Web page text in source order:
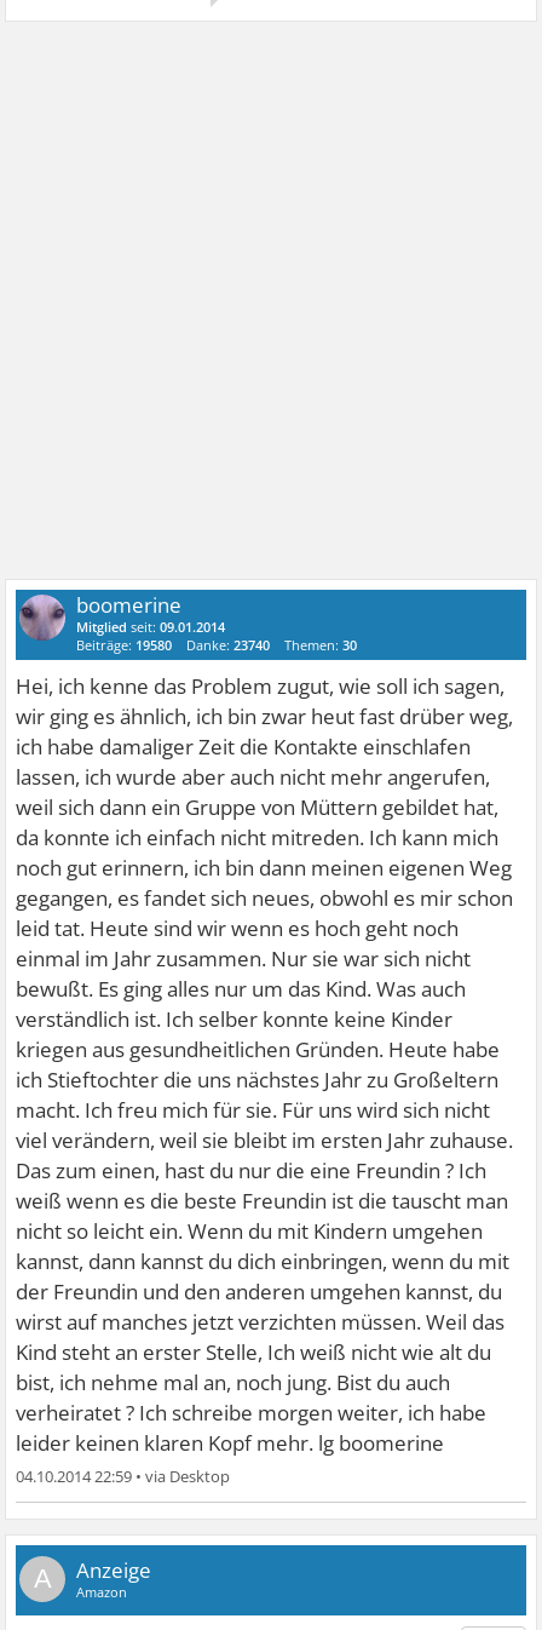
boomerine
Mitglied seit:09.01.2014
Beiträge: 19580 Danke:23740 Themen:30
Hei, ich kenne das Problem zugut, wie soll ich sagen,
wir ging es ähnlich, ich bin zwar heut fast drüber weg,
ich habe damaliger Zeit die Kontakte einschlafen
lassen, ich wurde aber auch nicht mehr angerufen,
weil sich dann ein Gruppe von Müttern gebildet hat,
da konnte ich einfach nicht mitreden. Ich kann mich
noch gut erinnern, ich bin dann meinen eigenen Weg
gegangen, es fandet sich neues, obwohl es mir schon
leid tat. Heute sind wir wenn es hoch geht noch
einmal im Jahr zusammen. Nur sie war sich nicht
bewußt. Es ging alles nur um das Kind. Was auch
verständlich ist. Ich selber konnte keine Kinder
kriegen aus gesundheitlichen Gründen. Heute habe
ich Stieftochter die uns nächstes Jahr zu Großeltern
macht. Ich freu mich für sie. Für uns wird sich nicht
viel verändern, weil sie bleibt im ersten Jahr zuhause.
Das zum einen, hast du nur die eine Freundin ? Ich
weiß wenn es die beste Freundin ist die tauscht man
nicht so leicht ein. Wenn du mit Kindern umgehen
kannst, dann kannst du dich einbringen, wenn du mit
der Freundin und den anderen umgehen kannst, du
wirst auf manches jetzt verzichten müssen. Weil das
Kind steht an erster Stelle, Ich weiß nicht wie alt du
bist, ich nehme mal an, noch jung. Bist du auch
verheiratet ? Ich schreibe morgen weiter, ich habe
leider keinen klaren Kopf mehr. lg boomerine
04.10.2014 22:59 •
A